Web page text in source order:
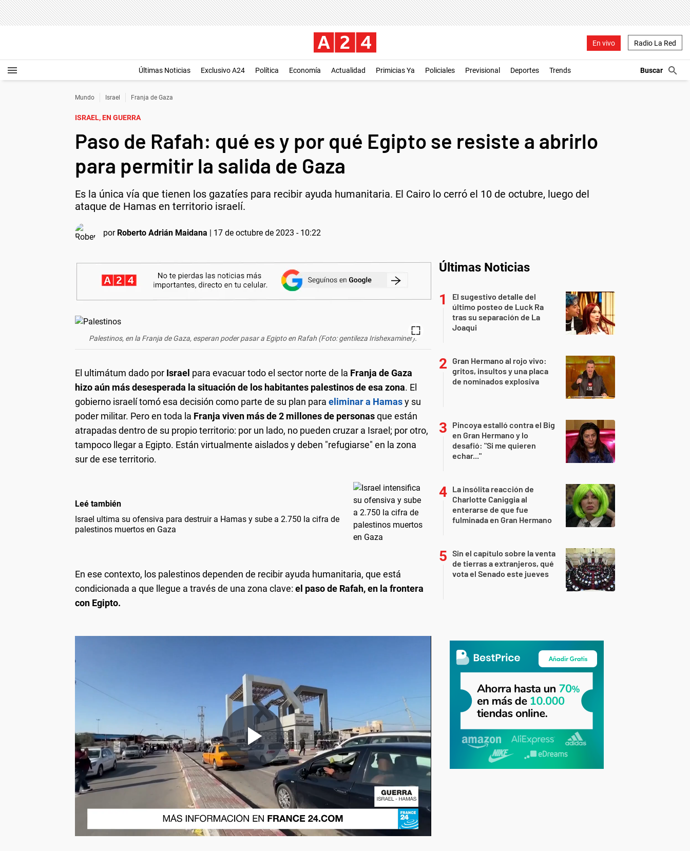
En vivo Radio La Red
Últimas Noticias Exclusivo A24 Política Economía Actualidad Primicias Ya Policiales Previsional Deportes Trends
Mundo Israel Franja de Gaza
ISRAEL, EN GUERRA
Paso de Rafah: qué es y por qué Egipto se resiste a abrirlo
para permitir la salida de Gaza
Es la única vía que tienen los gazatíes para recibir ayuda humanitaria. El Cairo lo cerró el 10 de octubre, luego del
ataque de Hamas en territorio israelí.
por Roberto Adrián Maidana | 17 de octubre de 2023 - 10:22
Palestinos, en la Franja de Gaza, esperan poder pasar a Egipto en Rafah (Foto: gentileza Irishexaminer).
El ultimátum dado por Israel para evacuar todo el sector norte de la Franja de Gaza
hizo aún más desesperada la situación de los habitantes palestinos de esa zona. El
gobierno israelí tomó esa decisión como parte de su plan para eliminar a Hamasy su
poder militar. Pero en toda la Franja viven más de 2 millones de personasque están
atrapadas dentro de su propio territorio: por un lado, no pueden cruzar a Israel; por otro,
tampoco llegar a Egipto. Están virtualmente aislados y deben "refugiarse" en la zona
sur de ese territorio.
Leé también
Israel ultima su ofensiva para destruir a Hamas y sube a 2.750 la cifra de
palestinos muertos en Gaza
En ese contexto, los palestinos dependen de recibir ayuda humanitaria, que está
condicionada a que llegue a través de una zona clave: el paso de Rafah, en la frontera
con Egipto.
Últimas Noticias
El sugestivo detalle del
último posteo de Luck Ra
tras su separación de La
Joaqui
Gran Hermano al rojo vivo:
gritos, insultos y una placa
de nominados explosiva
Pincoya estalló contra el Big
en Gran Hermano y lo
desafió: "Si me quieren
echar..."
La insólita reacción de
Charlotte Caniggia al
enterarse de que fue
fulminada en Gran Hermano
Sin el capítulo sobre la venta
de tierras a extranjeros, qué
vota el Senado este jueves